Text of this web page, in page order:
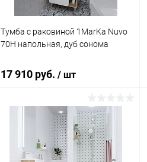
Тумба с раковиной 1MarKa Nuvo
70Н напольная, дуб сонома
17 910 руб. / шт
В корзину
Купить в 1 клик Сравнение